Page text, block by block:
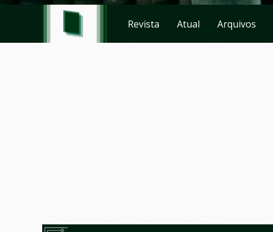
Revista Atual Arquivos